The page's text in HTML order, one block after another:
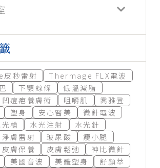
秒雷射
Thermage FLX電波
下顎線條
低溫減脂
凹痘疤養膚術 咀嚼肌
喬雅登
塑身 安心醫美
微針電波
槍 水光注射
水光針
淨膚雷射 玻尿酸
瘦小腿
皮膚保養 皮膚鬆弛
神比微針
美國音波 美體塑身
舒顏萃